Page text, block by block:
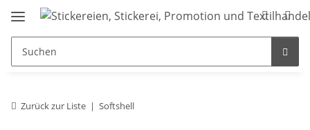
Zurück zur Liste Softshell